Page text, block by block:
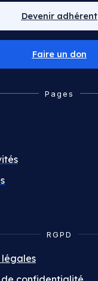
Devenir adhérent
Faire un don
Pages
RGPD
légales